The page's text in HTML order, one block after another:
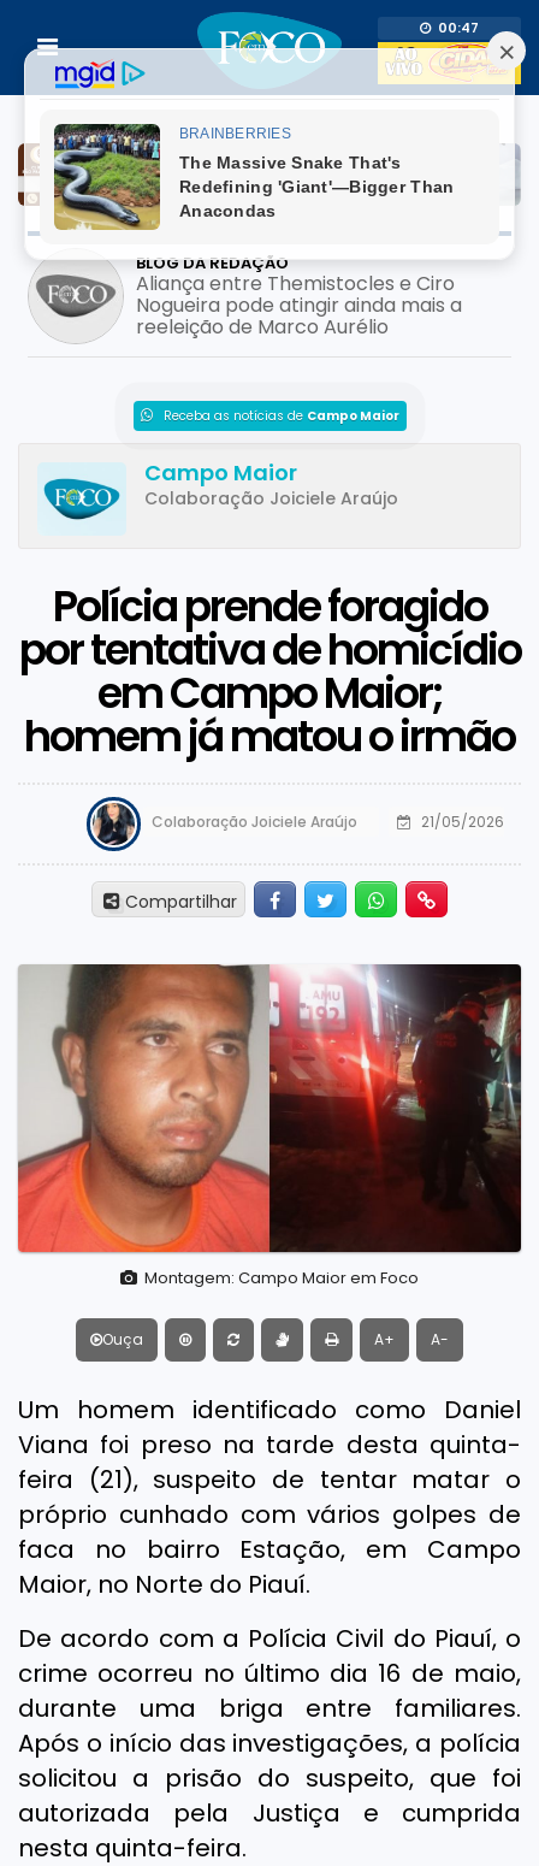
00:47
BLOG DA REDAÇÃO
Aliança entre Themistocles e Ciro
Nogueira pode atingir ainda mais a
reeleição de Marco Aurélio
Receba as notícias de Campo Maior
Campo Maior
Colaboração Joiciele Araújo
Polícia prende foragido
por tentativa de homicídio
em Campo Maior;
homem já matou o irmão
Colaboração Joiciele Araújo 21/05/2026
Compartilhar FacebookTwitter Whatsapp
Montagem: Campo Maior em Foco
Ouça A+ A-
Um homem identificado como Daniel
Viana foi preso na tarde desta quinta-
feira (21), suspeito de tentar matar o
próprio cunhado com vários golpes de
faca no bairro Estação, em Campo
Maior, no Norte do Piauí.
De acordo com a Polícia Civil do Piauí, o
crime ocorreu no último dia 16 de maio,
durante uma briga entre familiares.
Após o início das investigações, a polícia
solicitou a prisão do suspeito, que foi
autorizada pela Justiça e cumprida
nesta quinta-feira.